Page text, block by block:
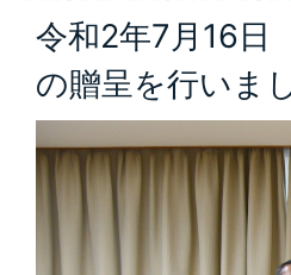
令和2年7月16日
の贈呈を行いま